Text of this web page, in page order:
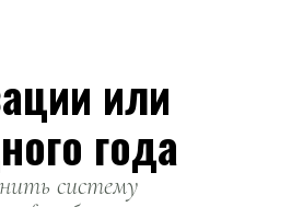
или
года
систему